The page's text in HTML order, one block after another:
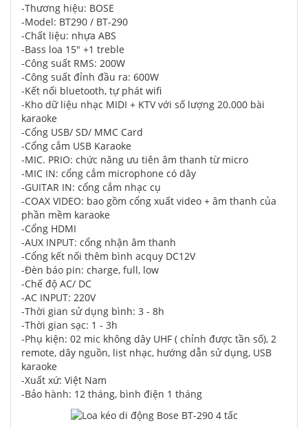
-Thương hiệu: BOSE
-Model: BT290 / BT-290
-Chất liệu: nhựa ABS
-Bass loa 15" +1 treble
-Công suất RMS: 200W
-Công suất đỉnh đầu ra: 600W
-Kết nối bluetooth, tự phát wifi
-Kho dữ liệu nhạc MIDI + KTV với số lượng 20.000 bài
karaoke
-Cổng USB/ SD/ MMC Card
-Cổng cắm USB Karaoke
-MIC. PRIO: chức năng ưu tiên âm thanh từ micro
-MIC IN: cổng cắm microphone có dây
-GUITAR IN: cổng cắm nhạc cụ
-COAX VIDEO: bao gồm cổng xuất video + âm thanh của
phần mềm karaoke
-Cổng HDMI
-AUX INPUT: cổng nhận âm thanh
-Cổng kết nối thêm bình acquy DC12V
-Đèn báo pin: charge, full, low
-Chế độ AC/ DC
-AC INPUT: 220V
-Thời gian sử dụng bình: 3 - 8h
-Thời gian sạc: 1 - 3h
-Phụ kiện: 02 mic không dây UHF ( chỉnh được tần số), 2
remote, dây nguồn, list nhạc, hướng dẫn sử dụng, USB
karaoke
-Xuất xứ: Việt Nam
-Bảo hành: 12 tháng, bình điện 1 tháng